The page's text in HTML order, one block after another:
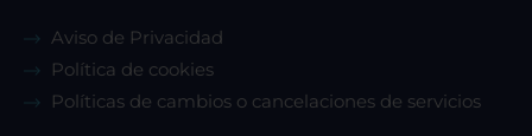
Aviso de Privacidad
Política de cookies
Políticas de cambios o cancelaciones de servicios